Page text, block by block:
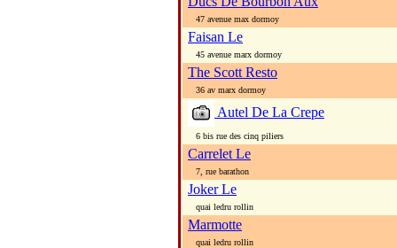
47 avenue max dormoy
Faisan Le
45 avenue marx dormoy
The Scott Resto
36 av marx dormoy
Autel De La Crepe
6 bis rue des cinq piliers
Carrelet Le
7, rue barathon
Joker Le
quai ledru rollin
Marmotte
quai ledru rollin